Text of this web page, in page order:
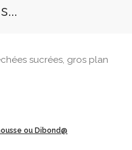
ou Dibond@